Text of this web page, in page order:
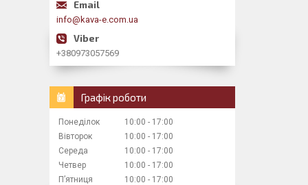
info@kava-e.com.ua
+380973057569
Графік роботи
Понеділок 10:00
17:00
Вівторок
10:00
17:00
Середа
10:00
17:00
Четвер
10:00
17:00
Пʼятниця
10:00
17:00